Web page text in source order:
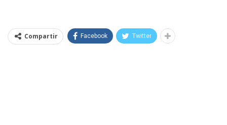
Compartir Facebook Twitter